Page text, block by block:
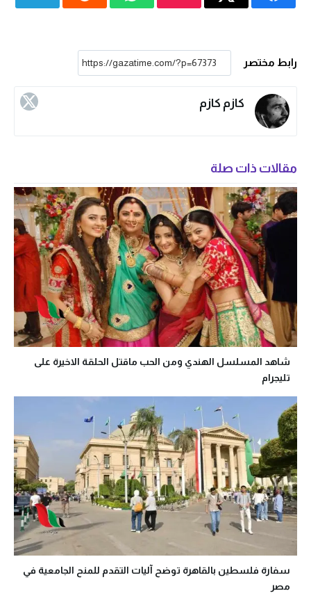
رابط مختصر
كازم كازم
مقالات ذات صلة
شاهد المسلسل الهندي ومن الحب ماقتل الحلقة الاخيرة على
تليجرام
سفارة فلسطين بالقاهرة توضح آليات التقدم للمنح الجامعية في
مصر